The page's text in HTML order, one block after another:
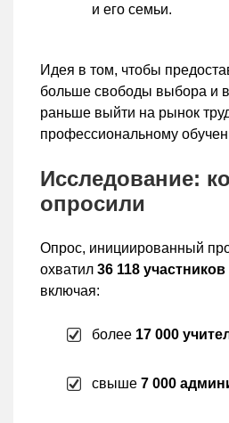
и его семьи.
Идея в том, чтобы
больше свободы выбора и
раньше выйти на рынок
профессиональному
Исследование:
опросили
Опрос, инициированный
охватил 36 118 участников
включая:
более 17 000
свыше 7 000